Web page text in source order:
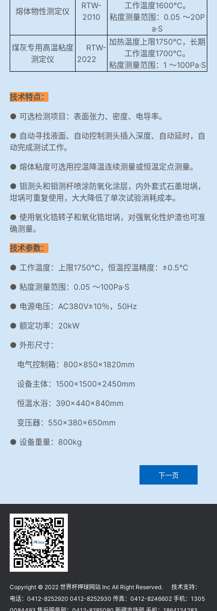
熔体物性测定仪
RTW-
2010
工作温度1600℃。
粘度测量范围：0.05 ～20P
a·S
煤灰专用高温粘度
测定仪
RTW-
2022
加热温度上限1750℃，长期
工作温度1700℃。
粘度测量范围：1 ～100Pa·S
技术特点：
● 可选检测项目：表面张力、密度、电导率。
● 自动寻找液面、自动控制测头插入深度、自动延时，自
动完成测试工作。
● 熔体粘度可选用控温降温连续测量或恒温定点测量。
● 钼测头和钼测杆喷涂防氧化涂层，内外套式石墨坩埚，
坩埚可重复使用，大大降低了单次试验消耗成本。
● 使用氧化锆转子和氧化锆坩埚，对强氧化性炉渣也可准
确测量。
技术参数：
● 工作温度：上限1750℃，恒温控温精度：±0.5℃
● 粘度测量范围：0.05 ～100Pa·S
● 电源电压：AC380V±10％，50Hz
● 额定功率：20kW
● 外形尺寸：
电气控制箱：800×850×1820mm
设备主体：1500×1500×2450mm
恒温水浴：390×440×840mm
变压器：550×380×650mm
● 设备重量：800kg
下一页
Copyright © 2022 世界杯押球网站 Inc All Right Reserved. 技术支持：
电话：0412-8252920 0412-8252930 传真：0412-8246602 手机：1305